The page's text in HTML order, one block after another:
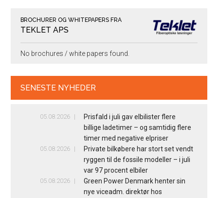
BROCHURER OG WHITEPAPERS FRA
TEKLET APS
No brochures / white papers found.
SENESTE NYHEDER
05.08.2026
Prisfald i juli gav elbilister flere
billige ladetimer – og samtidig flere
timer med negative elpriser
05.08.2026
Private bilkøbere har stort set vendt
ryggen til de fossile modeller – i juli
var 97 procent elbiler
05.08.2026
Green Power Denmark henter sin
nye viceadm. direktør hos